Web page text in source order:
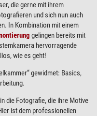
die gerne mit ihrem
und sich nun auch
In Kombination mit einem
gelingen bereits mit
hervorragende
wie es geht!
gewidmet: Basics,
die Fotografie, die ihre Motive
ist dem professionellen